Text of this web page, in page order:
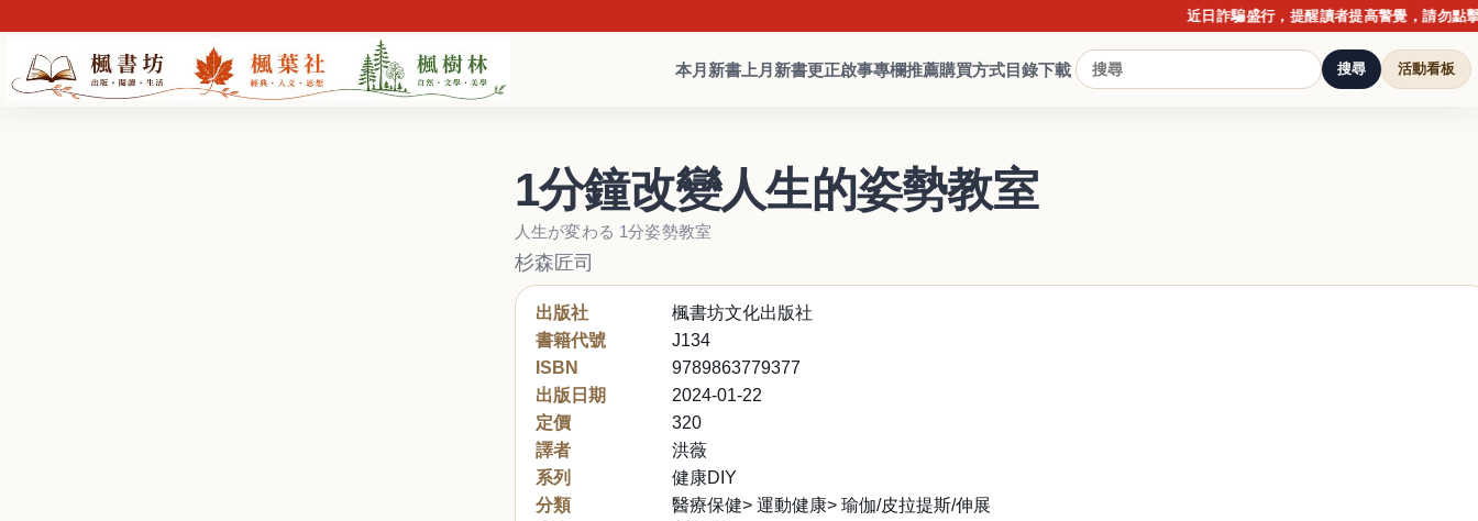
近日詐騙盛行，提醒讀者提高警覺，請勿點擊不明
本月新書 上月新書更正啟事專欄推薦購買方式目錄下載 搜尋 活動看板
1分鐘改變人生的姿勢教室
人生が変わる 1分姿勢教室
杉森匠司
出版社
楓書坊文化出版社
書籍代號
J134
ISBN
9789863779377
出版日期
2024-01-22
定價
320
譯者
洪薇
系列
健康DIY
分類
醫療保健> 運動健康> 瑜伽/皮拉提斯/伸展